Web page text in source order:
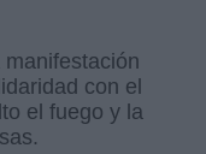
con el
el fuego y la